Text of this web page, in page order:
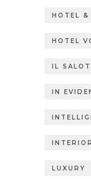
HOTEL &
HOTEL
IL
IN
INTERIOR
LUXURY